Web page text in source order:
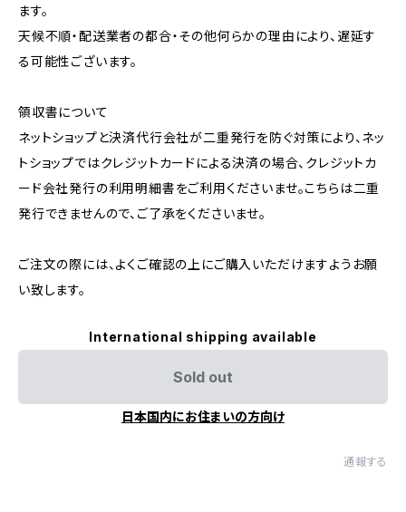
ます。
天候不順・配送業者の都合・その他何らかの理由により、遅延す
る可能性ございます。
領収書について
ネットショップと決済代行会社が二重発行を防ぐ対策により、ネッ
トショップではクレジットカードによる決済の場合、クレジットカ
ード会社発行の利用明細書をご利用くださいませ。こちらは二重
発行できませんので、ご了承をくださいませ。
ご注文の際には、よくご確認の上にご購入いただけますようお願
い致します。
International shipping available
Sold out
日本国内にお住まいの方向け
通報する